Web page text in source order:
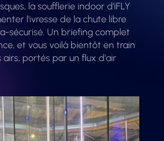
la soufflerie indoor d’iFLY
l'ivresse de la chute libre
sécurisé. Un briefing complet
et vous voilà bientôt en train
portés par un flux d'air